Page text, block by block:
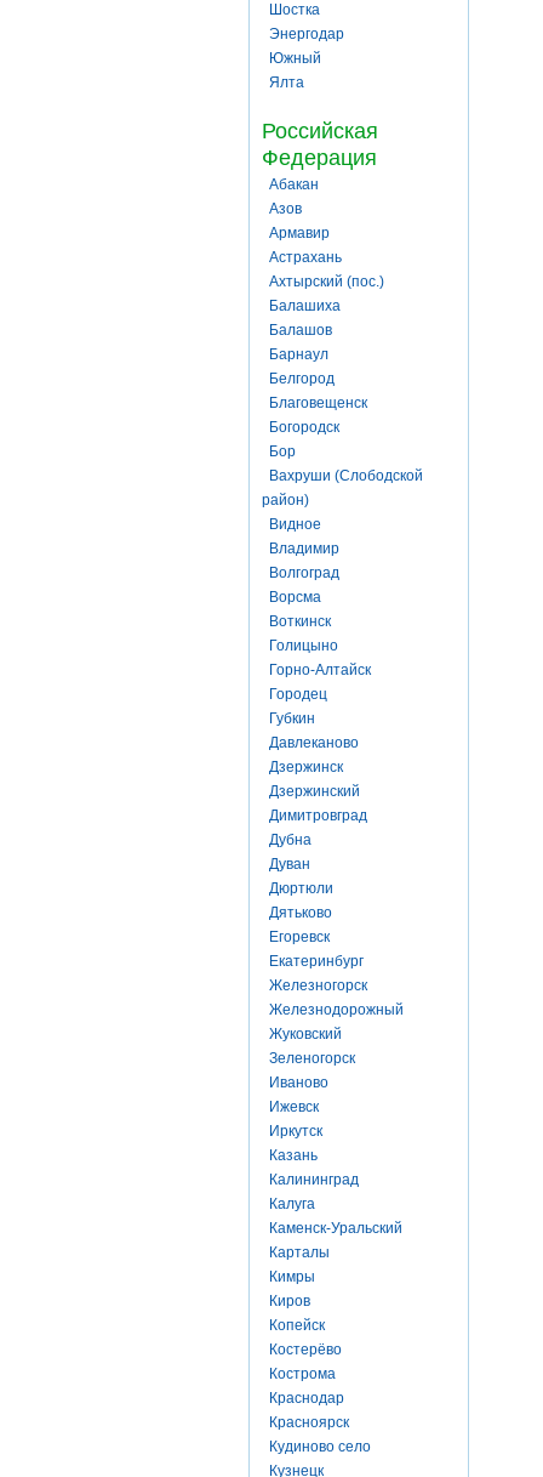
Шостка
Энергодар
Южный
Ялта
Российская
Федерация
Абакан
Азов
Армавир
Астрахань
Ахтырский (пос.)
Балашиха
Балашов
Барнаул
Белгород
Благовещенск
Богородск
Бор
Вахруши (Слободской
район)
Видное
Владимир
Волгоград
Ворсма
Воткинск
Голицыно
Горно-Алтайск
Городец
Губкин
Давлеканово
Дзержинск
Дзержинский
Димитровград
Дубна
Дуван
Дюртюли
Дятьково
Егоревск
Екатеринбург
Железногорск
Железнодорожный
Жуковский
Зеленогорск
Иваново
Ижевск
Иркутск
Казань
Калининград
Калуга
Каменск-Уральский
Карталы
Кимры
Киров
Копейск
Костерёво
Кострома
Краснодар
Красноярск
Кудиново село
Кузнецк